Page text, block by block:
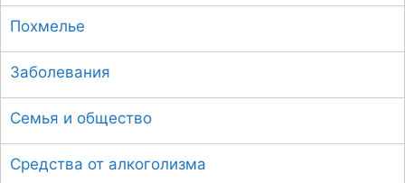
Похмелье
Заболевания
Семья и общество
Средства от алкоголизма